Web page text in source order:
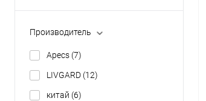
Производитель
Apecs (7)
LIVGARD (12)
китай (6)